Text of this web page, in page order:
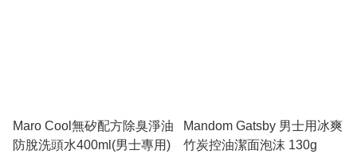
Maro Cool無矽配方除臭淨油
防脫洗頭水400ml(男士專用)
Mandom Gatsby 男士用冰爽
竹炭控油潔面泡沫 130g